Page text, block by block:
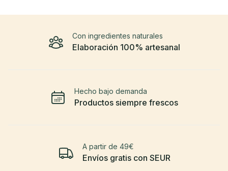
Elaboración 100% artesanal
Con ingredientes naturales
Productos siempre frescos
Hecho bajo demanda
Envíos gratis con SEUR
A partir de 49€